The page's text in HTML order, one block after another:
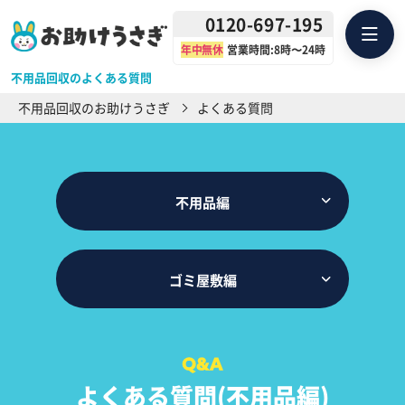
不用品回収のよくある質問
0120-697-195
年中無休 営業時間:8時〜24時
不用品回収のお助けうさぎ よくある質問
不用品編
ゴミ屋敷編
よくある質問(不用品編)